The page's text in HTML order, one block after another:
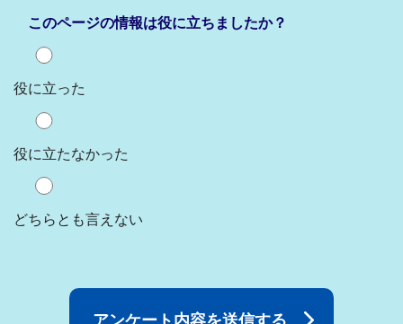
このページの情報は役に立ちましたか？
役に立った
役に立たなかった
どちらとも言えない